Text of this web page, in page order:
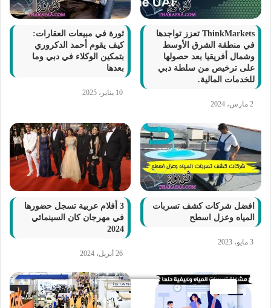
ThinkMarkets تعزز تواجدها
في منطقة الشرق الأوسط
وشمال أفريقيا بعد حصولها
على ترخيص من سلطة دبي
للخدمات المالية.
2 مارس، 2024
ثورة في مبيعات العقارات:
كيف يقوم أحمد الدكروري
بتمكين الوكلاء في دبي وما
بعدها
10 يناير، 2025
افضل شركات كشف تسربات
المياه وعزل اسطح
3 مايو، 2023
3 أفلام عربية تسجل حضورها
في مهرجان كان السينمائي
2024
26 أبريل، 2024